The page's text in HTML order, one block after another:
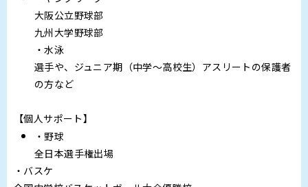
大阪公立野球部
九州大学野球部
・水泳
選手や、ジュニア期（中学～高校生）アスリートの保護者
の方など
【個人サポート】
・野球
全日本選手権出場
・バスケ